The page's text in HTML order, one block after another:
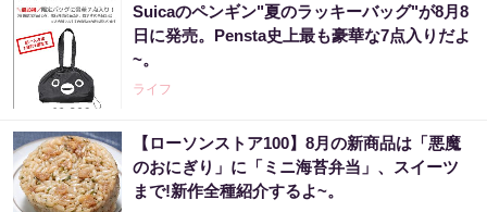
Suicaのペンギン"夏のラッキーバッグ"が8月8
日に発売。Pensta史上最も豪華な7点入りだよ
~。
ライフ
【ローソンストア100】8月の新商品は「悪魔
のおにぎり」に「ミニ海苔弁当」、スイーツ
まで!新作全種紹介するよ~。